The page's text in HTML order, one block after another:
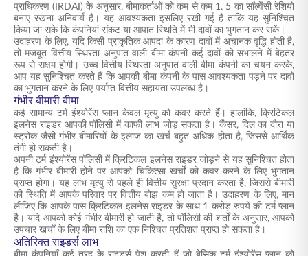
प्राधिकरण (IRDAI) के अनुसार, बीमाकर्ताओं को कम से कम 1. 5 का सॉल्वेंसी रेशियो
बनाए रखना अनिवार्य है। यह आवश्यकता इसलिए रखी गई है ताकि यह सुनिश्चित
किया जा सके कि कंपनियां संकट या आपात स्थिति में भी दावों का भुगतान कर सकें।
उदाहरण के लिए, यदि किसी प्राकृतिक आपदा के कारण दावों में अचानक वृद्धि होती है,
तो मजबूत वित्तीय स्थिरता अनुपात वाली बीमा कंपनी कई दावों को संभालने में बेहतर
रूप से सक्षम होगी। उच्च वित्तीय स्थिरता अनुपात वाली बीमा कंपनी का चयन करके,
आप यह सुनिश्चित करते हैं कि आपकी बीमा कंपनी के पास आवश्यकता पड़ने पर दावों
का भुगतान करने के लिए पर्याप्त वित्तीय सहायता उपलब्ध है।
गंभीर बीमारी बीमा
कई सामान्य टर्म इंश्योरेंस प्लान केवल मृत्यु को कवर करते हैं। हालांकि, क्रिटिकल
इलनेस राइडर आपकी पॉलिसी में काफी लाभ जोड़ सकता है। कैंसर, दिल का दौरा या
स्ट्रोक जैसी गंभीर बीमारियों के इलाज का खर्च बहुत अधिक होता है, जिससे आर्थिक
तंगी हो सकती है।
अपनी टर्म इंश्योरेंस पॉलिसी में क्रिटिकल इलनेस राइडर जोड़ने से यह सुनिश्चित होता
है कि गंभीर बीमारी होने पर आपको चिकित्सा खर्चों को कवर करने के लिए भुगतान
प्राप्त होगा। यह लाभ मृत्यु से पहले ही वित्तीय सुरक्षा प्रदान करता है, जिससे बीमारी
की स्थिति में आपके परिवार पर वित्तीय बोझ कम हो जाता है। उदाहरण के लिए, मान
लीजिए कि आपके पास क्रिटिकल इलनेस राइडर के साथ 1 करोड़ रुपये की टर्म प्लान
है। यदि आपको कोई गंभीर बीमारी हो जाती है, तो पॉलिसी की शर्तों के अनुसार, आपको
उपचार खर्चों के लिए बीमा राशि का एक निश्चित प्रतिशत प्राप्त हो सकता है।
अतिरिक्त राइडर्स लाभ